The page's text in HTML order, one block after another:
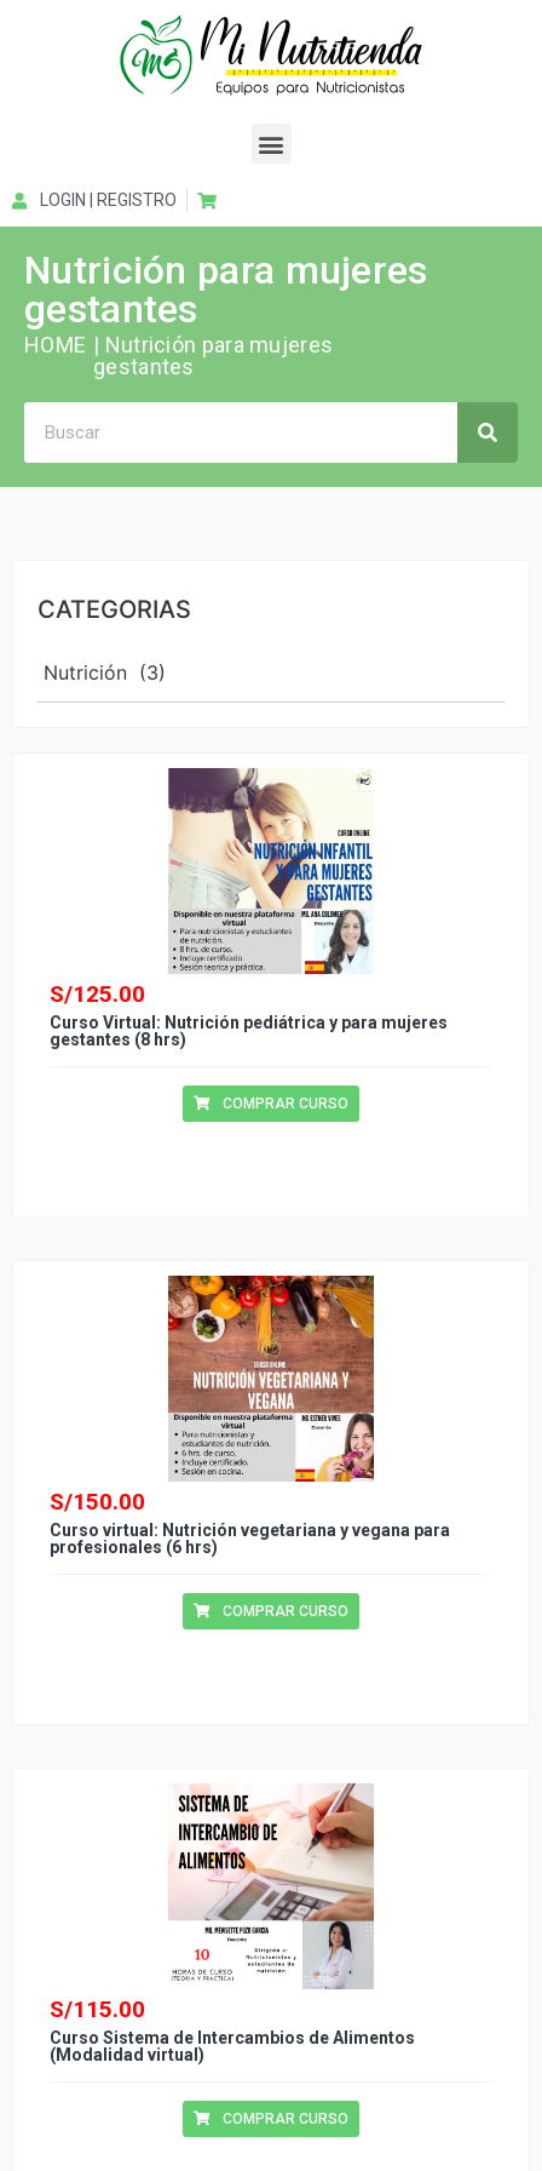
LOGIN | REGISTRO
Nutrición para mujeres
gestantes
HOME | Nutrición para mujeres
gestantes
CATEGORIAS
Nutrición (3)
S/125.00
Curso Virtual: Nutrición pediátrica y para mujeres
gestantes (8 hrs)
COMPRAR CURSO
S/150.00
Curso virtual: Nutrición vegetariana y vegana para
profesionales (6 hrs)
COMPRAR CURSO
S/115.00
Curso Sistema de Intercambios de Alimentos
(Modalidad virtual)
COMPRAR CURSO